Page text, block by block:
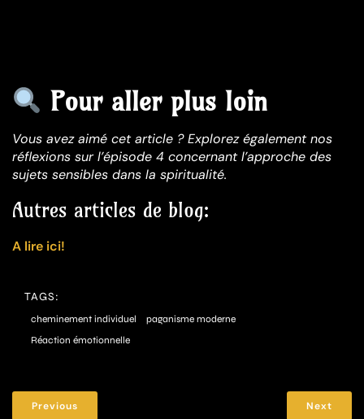
Pour aller plus loin
Vous avez aimé cet article ? Explorez également nos
réflexions sur l’épisode 4 concernant l’approche des
sujets sensibles dans la spiritualité.
Autres articles de blog:
A lire ici!
TAGS:
cheminement individuel
paganisme moderne
Réaction émotionnelle
Previous Next